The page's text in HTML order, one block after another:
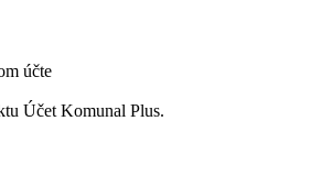
účte
Účet Komunal Plus.